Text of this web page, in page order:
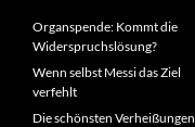
Organspende: Kommt die
Widerspruchslösung?
Wenn selbst Messi das Ziel
verfehlt
Die schönsten Verheißungen